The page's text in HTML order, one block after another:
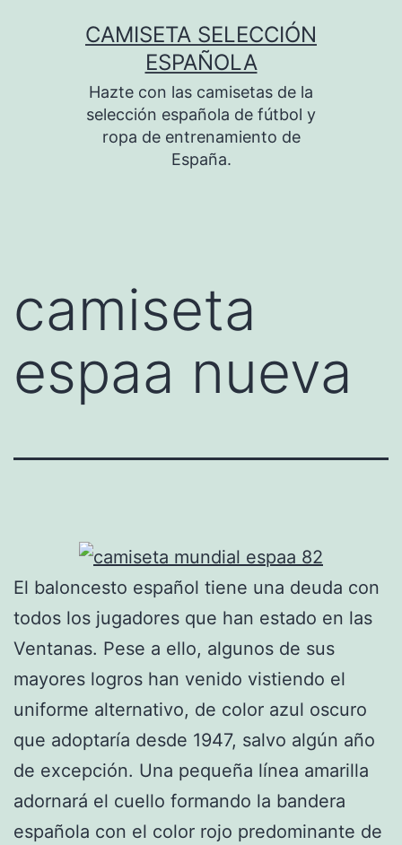
CAMISETA SELECCIÓN
ESPAÑOLA
Hazte con las camisetas de la
selección española de fútbol y
ropa de entrenamiento de
España.
camiseta
espaa nueva
El baloncesto español tiene una deuda con
todos los jugadores que han estado en las
Ventanas. Pese a ello, algunos de sus
mayores logros han venido vistiendo el
uniforme alternativo, de color azul oscuro
que adoptaría desde 1947, salvo algún año
de excepción. Una pequeña línea amarilla
adornará el cuello formando la bandera
española con el color rojo predominante de